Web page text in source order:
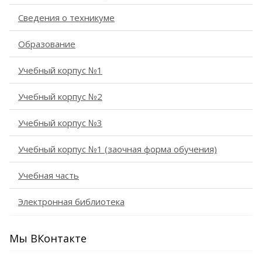
Сведения о техникуме
Образование
Учебный корпус №1
Учебный корпус №2
Учебный корпус №3
Учебный корпус №1 (заочная форма обучения)
Учебная часть
Электронная библиотека
Мы ВКонтакте